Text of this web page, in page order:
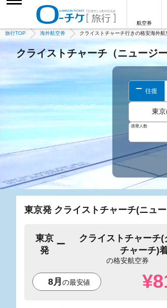
航空券
旅行TOP 海外航空券 クライストチャーチ行きの格安海外
クライストチャーチ（ニュージ
往復
東
搭乗人数
東京発 クライストチャーチ(ニュ
東京
発
クライストチャーチ(
チャーチ)
8月